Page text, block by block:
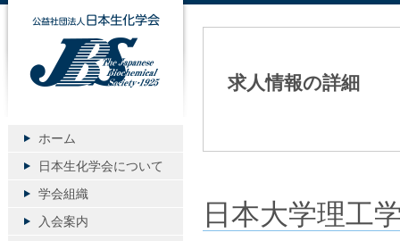
求人情報の詳細
日本大学理工
公益社団法人日本生化学会
ホーム
日本生化学会について
学会組織
入会案内